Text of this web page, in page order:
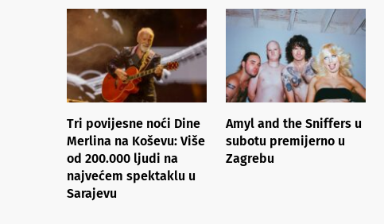
Tri povijesne noći Dine
Merlina na Koševu: Više
od 200.000 ljudi na
najvećem spektaklu u
Sarajevu
Amyl and the Sniffers u
subotu premijerno u
Zagrebu